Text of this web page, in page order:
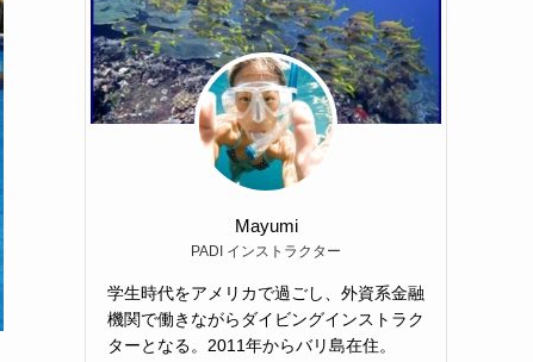
Mayumi
PADI インストラクター
学生時代をアメリカで過ごし、外資系金融
機関で働きながらダイビングインストラク
ターとなる。2011年からバリ島在住。